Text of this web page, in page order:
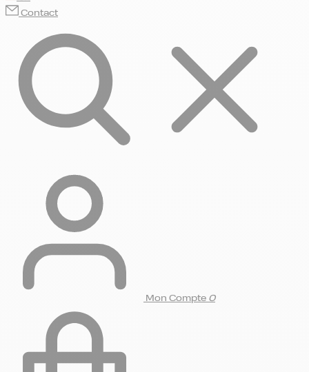
Contact
Mon Compte 0